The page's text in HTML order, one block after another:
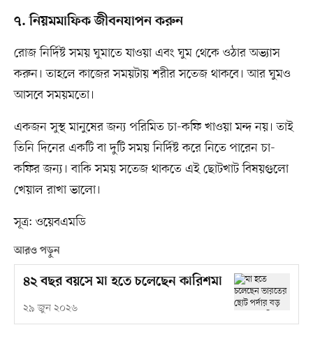
৭. নিয়মমাফিক জীবনযাপন করুন
রোজ নির্দিষ্ট সময় ঘুমাতে যাওয়া এবং ঘুম থেকে ওঠার অভ্যাস
করুন। তাহলে কাজের সময়টায় শরীর সতেজ থাকবে। আর ঘুমও
আসবে সময়মতো।
একজন সুস্থ মানুষের জন্য পরিমিত চা-কফি খাওয়া মন্দ নয়। তাই
তিনি দিনের একটি বা দুটি সময় নির্দিষ্ট করে নিতে পারেন চা-
কফির জন্য। বাকি সময় সতেজ থাকতে এই ছোটখাট বিষয়গুলো
খেয়াল রাখা ভালো।
সূত্র: ওয়েবএমডি
আরও পড়ুন
৪২ বছর বয়সে মা হতে চলেছেন কারিশমা
২৯ জুন ২০২৬